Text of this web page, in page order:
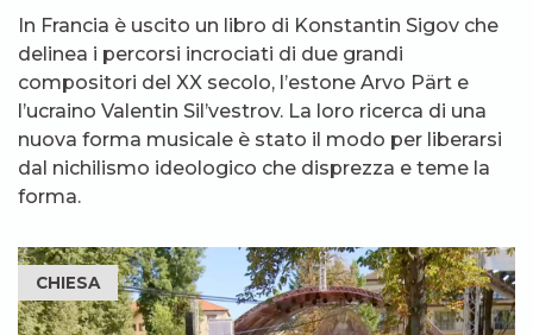
In Francia è uscito un libro di Konstantin Sigov che
delinea i percorsi incrociati di due grandi
compositori del XX secolo, l’estone Arvo Pärt e
l’ucraino Valentin Sil’vestrov. La loro ricerca di una
nuova forma musicale è stato il modo per liberarsi
dal nichilismo ideologico che disprezza e teme la
forma.
CHIESA